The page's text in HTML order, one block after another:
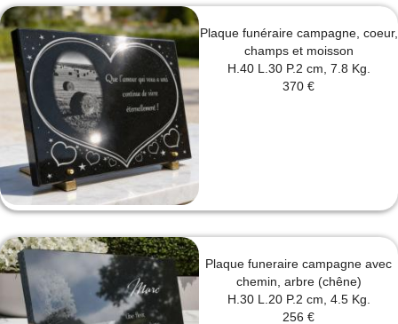
Plaque funéraire campagne, coeur,
champs et moisson
H.40 L.30 P.2 cm, 7.8 Kg.
370 €
Plaque funeraire campagne avec
chemin, arbre (chêne)
H.30 L.20 P.2 cm, 4.5 Kg.
256 €